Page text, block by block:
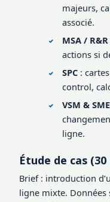
majeurs,
associé.
MSA / R&R
actions si
SPC :
control,
VSM &
ligne.
Étude de cas
Brief : introduction
ligne mixte. Données